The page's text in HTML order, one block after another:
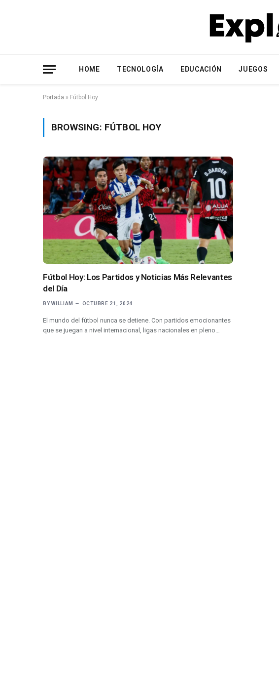
HOME TECNOLOGÍA EDUCACIÓN JUEGOS
Portada » Fútbol Hoy
BROWSING: FÚTBOL HOY
Fútbol Hoy: Los Partidos y Noticias Más Relevantes
del Día
BY WILLIAM OCTUBRE 21, 2024
El mundo del fútbol nunca se detiene. Con partidos emocionantes
que se juegan a nivel internacional, ligas nacionales en pleno…